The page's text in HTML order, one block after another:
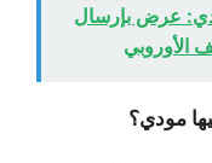
عرض بإرسال
الأوروبي
مودي؟